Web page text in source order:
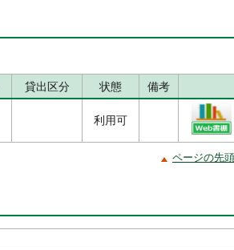
貸出区分 状態 備考
利用可
ページの先